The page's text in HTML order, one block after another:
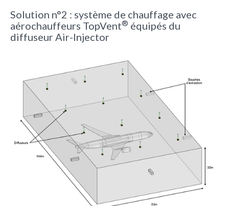
Solution n°2 : système de chauffage avec
aérochauffeurs TopVent® équipés du
diffuseur Air-Injector